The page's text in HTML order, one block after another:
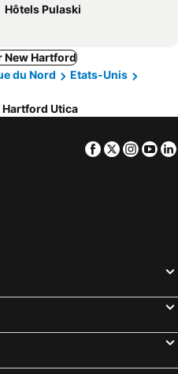
Hôtels Pulaski
New Hartford
du Nord
Etats-Unis
Hartford Utica
Facebook
Twitter